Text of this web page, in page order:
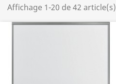
Affichage 1-20 de 42 article(s)